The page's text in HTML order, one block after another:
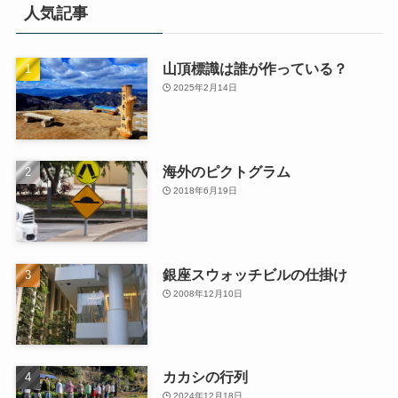
人気記事
山頂標識は誰が作っている？
2025年2月14日
海外のピクトグラム
2018年6月19日
銀座スウォッチビルの仕掛け
2008年12月10日
カカシの行列